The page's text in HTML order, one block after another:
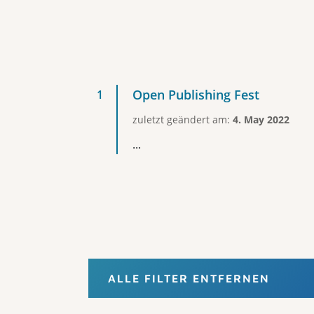
Open Publishing Fest
zuletzt geändert am: 4. May 2022
...
ALLE FILTER ENTFERNEN